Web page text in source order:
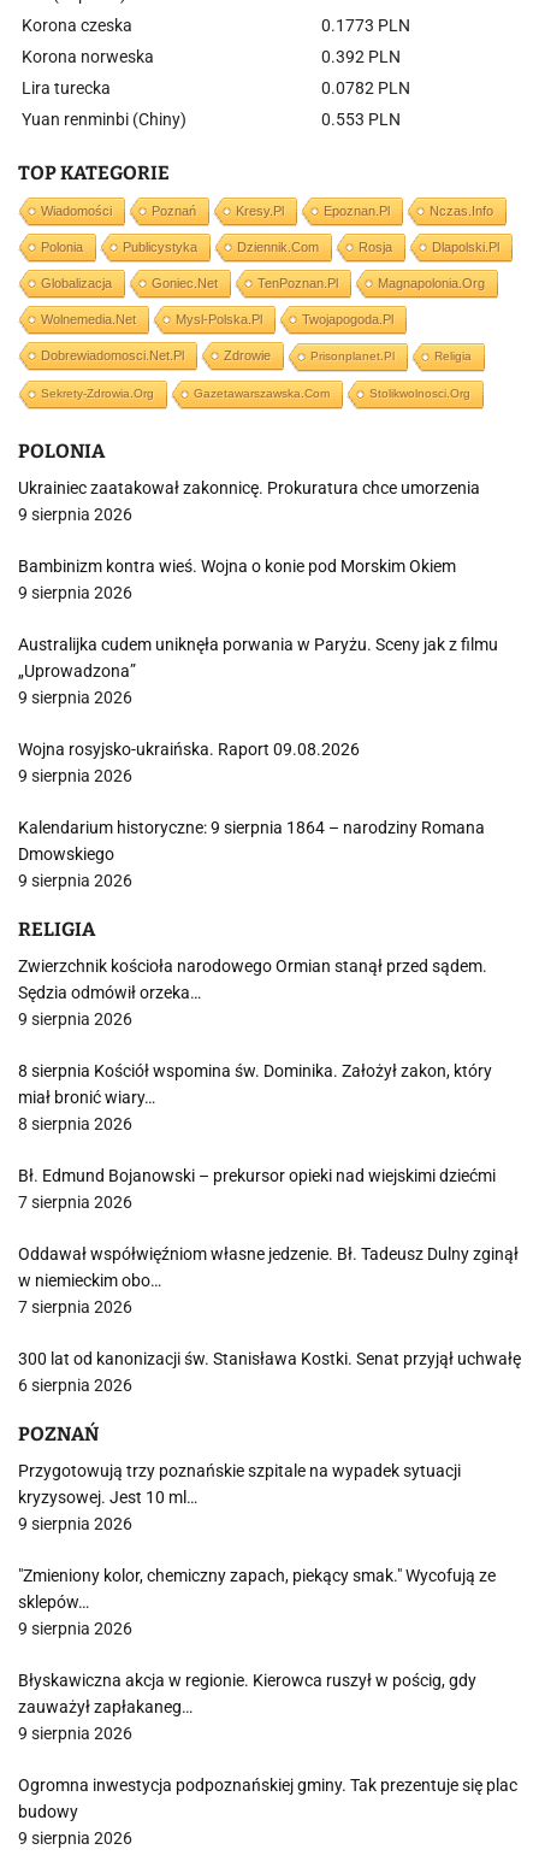
Korona czeska
0.1773 PLN
Korona norweska
0.392 PLN
Lira turecka
0.0782 PLN
Yuan renminbi (Chiny)
0.553 PLN
TOP KATEGORIE
Wiadomości Poznań Kresy.pl Epoznan.pl Nczas.info
Polonia Publicystyka Dziennik.com Rosja Dlapolski.pl
Globalizacja Goniec.net TenPoznan.pl Magnapolonia.org
Wolnemedia.net Mysl-Polska.pl Twojapogoda.pl
Dobrewiadomosci.net.pl Zdrowie Prisonplanet.pl Religia
Sekrety-Zdrowia.org Gazetawarszawska.com Stolikwolnosci.org
POLONIA
Ukrainiec zaatakował zakonnicę. Prokuratura chce umorzenia
9 sierpnia 2026
Bambinizm kontra wieś. Wojna o konie pod Morskim Okiem
9 sierpnia 2026
Australijka cudem uniknęła porwania w Paryżu. Sceny jak z filmu
„Uprowadzona”
9 sierpnia 2026
Wojna rosyjsko-ukraińska. Raport 09.08.2026
9 sierpnia 2026
Kalendarium historyczne: 9 sierpnia 1864 – narodziny Romana
Dmowskiego
9 sierpnia 2026
RELIGIA
Zwierzchnik kościoła narodowego Ormian stanął przed sądem.
Sędzia odmówił orzeka…
9 sierpnia 2026
8 sierpnia Kościół wspomina św. Dominika. Założył zakon, który
miał bronić wiary…
8 sierpnia 2026
Bł. Edmund Bojanowski – prekursor opieki nad wiejskimi dziećmi
7 sierpnia 2026
Oddawał współwięźniom własne jedzenie. Bł. Tadeusz Dulny zginął
w niemieckim obo…
7 sierpnia 2026
300 lat od kanonizacji św. Stanisława Kostki. Senat przyjął uchwałę
6 sierpnia 2026
POZNAŃ
Przygotowują trzy poznańskie szpitale na wypadek sytuacji
kryzysowej. Jest 10 ml…
9 sierpnia 2026
"Zmieniony kolor, chemiczny zapach, piekący smak." Wycofują ze
sklepów…
9 sierpnia 2026
Błyskawiczna akcja w regionie. Kierowca ruszył w pościg, gdy
zauważył zapłakaneg…
9 sierpnia 2026
Ogromna inwestycja podpoznańskiej gminy. Tak prezentuje się plac
budowy
9 sierpnia 2026